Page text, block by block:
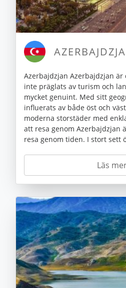
Azerbajdzjan Azerbajdzjan
inte präglats av turism och
mycket genuint. Med sitt
influerats av både öst och
moderna storstäder med
att resa genom Azerbajdzjan
resa genom tiden. I stort sett
Läs